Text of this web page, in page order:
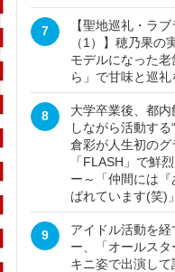
7
【聖地巡礼・ラ
（1）】穂乃果の
モデルになった
ら」で甘味と巡
8
大学卒業後、都
しながら活動する
倉彩が人生初のグ
「FLASH」で鮮
ー～「仲間には
ばれています(笑)」
9
アイドル活動を経
ー、「オールス
キニ姿で出演し